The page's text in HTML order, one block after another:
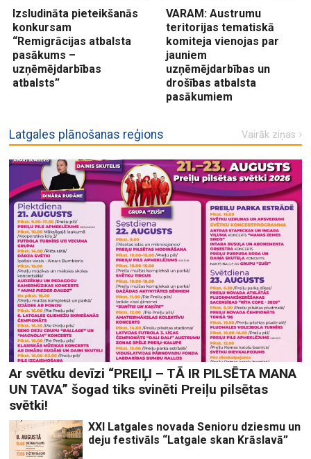
Izsludināta pieteikšanās
konkursam
“Remigrācijas atbalsta
pasākums –
uzņēmējdarbības
atbalsts”
VARAM: Austrumu
teritorijas tematiskā
komiteja vienojas par
jauniem
uzņēmējdarbības un
drošības atbalsta
pasākumiem
Vairāk ziņas
Latgales plānošanas reģions
Ar svētku devīzi “PREIĻI – TĀ IR PILSĒTA MANA
UN TAVA” šogad tiks svinēti Preiļu pilsētas
svētki!
XXI Latgales novada Senioru dziesmu un
deju festivāls “Latgale skan Krāslavā”